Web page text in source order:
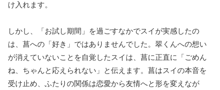
け入れます。
しかし、「お試し期間」を過ごすなかでスイが実感したの
は、菖への「好き」ではありませんでした。翠くんへの想い
が消えていないことを自覚したスイは、菖に正直に「ごめん
ね、ちゃんと応えられない」と伝えます。菖はスイの本音を
受け止め、ふたりの関係は恋愛から友情へと形を変えなが